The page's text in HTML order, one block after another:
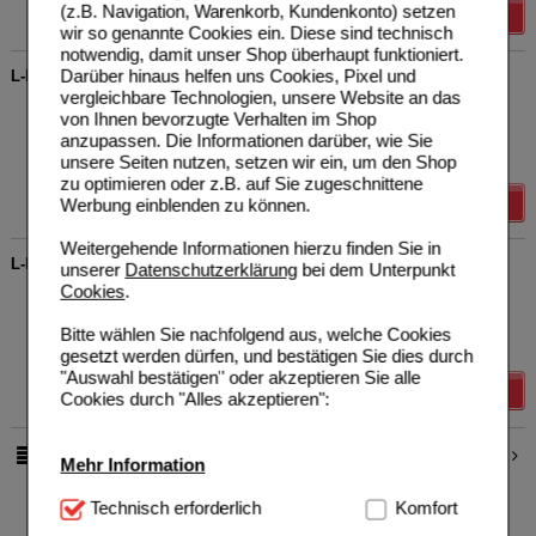
(z.B. Navigation, Warenkorb, Kundenkonto) setzen
wir so genannte Cookies ein. Diese sind technisch
notwendig, damit unser Shop überhaupt funktioniert.
Darüber hinaus helfen uns Cookies, Pixel und
vergleichbare Technologien, unsere Website an das
von Ihnen bevorzugte Verhalten im Shop
anzupassen. Die Informationen darüber, wie Sie
unsere Seiten nutzen, setzen wir ein, um den Shop
zu optimieren oder z.B. auf Sie zugeschnittene
Werbung einblenden zu können.
Weitergehende Informationen hierzu finden Sie in
unserer Datenschutzerklärungbei dem Unterpunkt
Cookies.
Bitte wählen Sie nachfolgend aus, welche Cookies
gesetzt werden dürfen, und bestätigen Sie dies durch
"Auswahl bestätigen" oder akzeptieren Sie alle
Cookies durch "Alles akzeptieren":
Mehr Information
Technisch Notwendig:Hierbei handelt es sich um
Technisch erforderlich Komfort
L-PROLIN 500 mg GPH Kapseln
Hecht-Pharma GmbH
09627410
360St Kapseln
UVP**
Unser Preis*
Sie sparen 48,74 €
L-PROLIN 500 mg GPH Kapseln
Hecht-Pharma GmbH
120St Kapseln Unser Preis*
Sie sparen 19,38 €